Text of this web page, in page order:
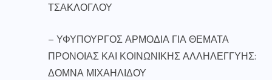
ΤΣΑΚΛΟΓΛΟΥ
– ΥΦΥΠΟΥΡΓΟΣ ΑΡΜΟΔΙΑ ΓΙΑ ΘΕΜΑΤΑ
ΠΡΟΝΟΙΑΣ ΚΑΙ ΚΟΙΝΩΝΙΚΗΣ ΑΛΛΗΛΕΓΓΥΗΣ:
ΔΟΜΝΑ ΜΙΧΑΗΛΙΔΟΥ